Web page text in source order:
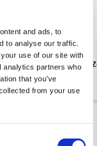
and ads, to
to analyse our traffic.
use of our site with
analytics partners who
that you’ve
from your use
Leo
Placemat:
€ 3,99